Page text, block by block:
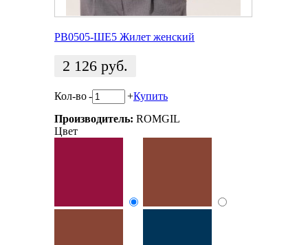
РВ0505-ШЕ5 Жилет женский
2 126 руб.
Кол-во- +Купить
Производитель: ROMGIL
Цвет